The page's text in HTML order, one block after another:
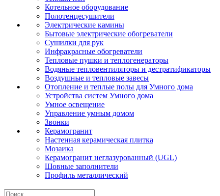
Котельное оборудование
Полотенцесушители
Электрические камины
Бытовые электрические обогреватели
Сушилки для рук
Инфракрасные обогреватели
Тепловые пушки и теплогенераторы
Водяные тепловентиляторы и дестратификаторы
Воздушные и тепловые завесы
Отопление и теплые полы для Умного дома
Устройства систем Умного дома
Умное освещение
Управление умным домом
Звонки
Керамогранит
Настенная керамическая плитка
Мозаика
Керамогранит неглазурованный (UGL)
Шовные заполнители
Профиль металлический